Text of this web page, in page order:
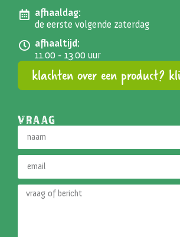
afhaaldag:
de eerste volgende zaterdag
afhaaltijd:
11.00 - 13.00 uur
klachten over een product?
VRAAG